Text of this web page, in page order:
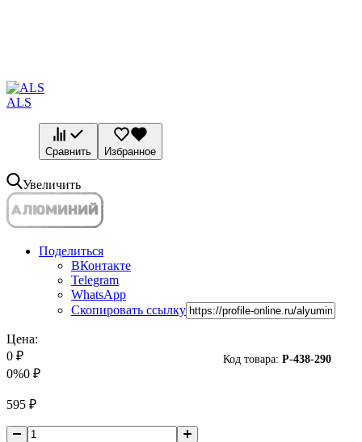
ALS
Сравнить Избранное
Увеличить
Поделиться
ВКонтакте
Telegram
WhatsApp
Скопировать ссылку
Код товара: P-438-290
Цена:
0 ₽
0%0 ₽
595 ₽